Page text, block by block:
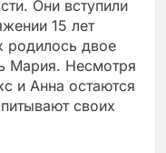
Они вступили
15 лет
родилось двое
Мария. Несмотря
и Анна остаются
своих